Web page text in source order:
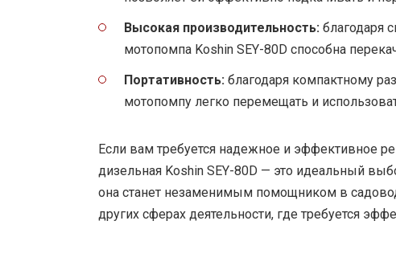
Высокая производительность: благодаря
мотопомпа Koshin SEY-80D способна
Портативность: благодаря компактному
мотопомпу легко перемещать и
Если вам требуется надежное и эффективное
дизельная Koshin SEY-80D — это идеальный
она станет незаменимым помощником в
других сферах деятельности, где требуется